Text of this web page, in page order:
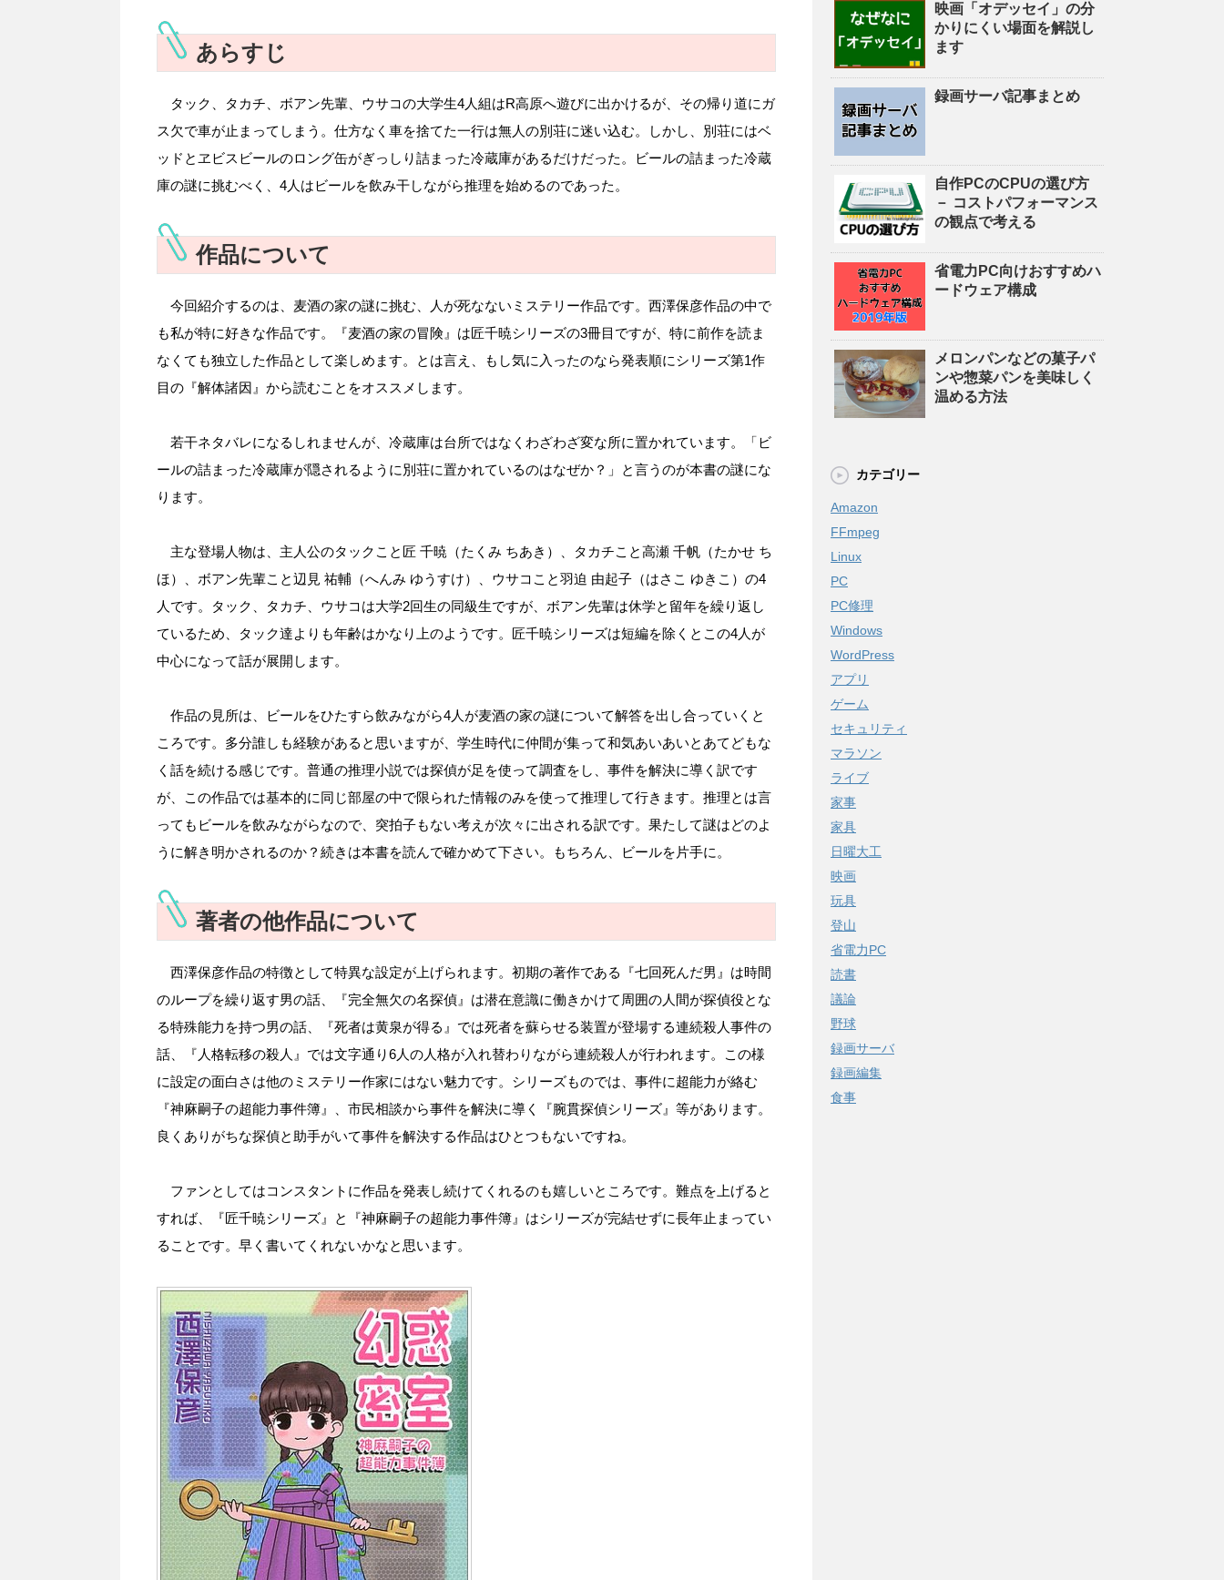
あらすじ
タック、タカチ、ボアン先輩、ウサコの大学生4人組はR高原へ遊びに出かけるが、その帰り道にガ
ス欠で車が止まってしまう。仕方なく車を捨てた一行は無人の別荘に迷い込む。しかし、別荘にはベ
ッドとヱビスビールのロング缶がぎっしり詰まった冷蔵庫があるだけだった。ビールの詰まった冷蔵
庫の謎に挑むべく、4人はビールを飲み干しながら推理を始めるのであった。
作品について
今回紹介するのは、麦酒の家の謎に挑む、人が死なないミステリー作品です。西澤保彦作品の中で
も私が特に好きな作品です。『麦酒の家の冒険』は匠千暁シリーズの3冊目ですが、特に前作を読ま
なくても独立した作品として楽しめます。とは言え、もし気に入ったのなら発表順にシリーズ第1作
目の『解体諸因』から読むことをオススメします。
若干ネタバレになるしれませんが、冷蔵庫は台所ではなくわざわざ変な所に置かれています。「ビ
ールの詰まった冷蔵庫が隠されるように別荘に置かれているのはなぜか？」と言うのが本書の謎にな
ります。
主な登場人物は、主人公のタックこと匠 千暁（たくみ ちあき）、タカチこと高瀬 千帆（たかせ ち
ほ）、ボアン先輩こと辺見 祐輔（へんみ ゆうすけ）、ウサコこと羽迫 由起子（はさこ ゆきこ）の4
人です。タック、タカチ、ウサコは大学2回生の同級生ですが、ボアン先輩は休学と留年を繰り返し
ているため、タック達よりも年齢はかなり上のようです。匠千暁シリーズは短編を除くとこの4人が
中心になって話が展開します。
作品の見所は、ビールをひたすら飲みながら4人が麦酒の家の謎について解答を出し合っていくと
ころです。多分誰しも経験があると思いますが、学生時代に仲間が集って和気あいあいとあてどもな
く話を続ける感じです。普通の推理小説では探偵が足を使って調査をし、事件を解決に導く訳です
が、この作品では基本的に同じ部屋の中で限られた情報のみを使って推理して行きます。推理とは言
ってもビールを飲みながらなので、突拍子もない考えが次々に出される訳です。果たして謎はどのよ
うに解き明かされるのか？続きは本書を読んで確かめて下さい。もちろん、ビールを片手に。
著者の他作品について
西澤保彦作品の特徴として特異な設定が上げられます。初期の著作である『七回死んだ男』は時間
のループを繰り返す男の話、『完全無欠の名探偵』は潜在意識に働きかけて周囲の人間が探偵役とな
る特殊能力を持つ男の話、『死者は黄泉が得る』では死者を蘇らせる装置が登場する連続殺人事件の
話、『人格転移の殺人』では文字通り6人の人格が入れ替わりながら連続殺人が行われます。この様
に設定の面白さは他のミステリー作家にはない魅力です。シリーズものでは、事件に超能力が絡む
『神麻嗣子の超能力事件簿』、市民相談から事件を解決に導く『腕貫探偵シリーズ』等があります。
良くありがちな探偵と助手がいて事件を解決する作品はひとつもないですね。
ファンとしてはコンスタントに作品を発表し続けてくれるのも嬉しいところです。難点を上げると
すれば、『匠千暁シリーズ』と『神麻嗣子の超能力事件簿』はシリーズが完結せずに長年止まってい
ることです。早く書いてくれないかなと思います。
映画「オデッセイ」の分
かりにくい場面を解説し
ます
録画サーバ記事まとめ
自作PCのCPUの選び方
－ コストパフォーマンス
の観点で考える
省電力PC向けおすすめハ
ードウェア構成
メロンパンなどの菓子パ
ンや惣菜パンを美味しく
温める方法
カテゴリー
Amazon
FFmpeg
Linux
PC
PC修理
Windows
WordPress
アプリ
ゲーム
セキュリティ
マラソン
ライブ
家事
家具
日曜大工
映画
玩具
登山
省電力PC
読書
議論
野球
録画サーバ
録画編集
食事